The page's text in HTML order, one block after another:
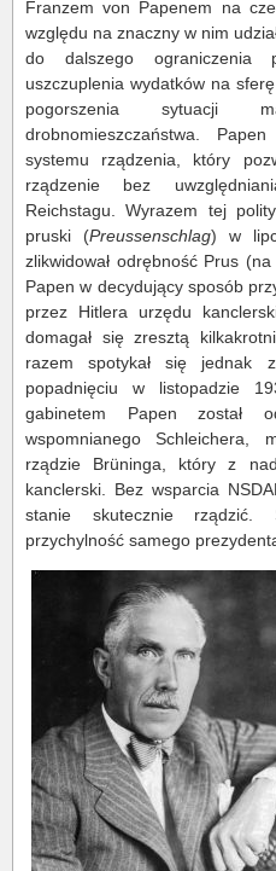
Franzem von Papenem na
względu na znaczny w nim
do dalszego ograniczenia
uszczuplenia wydatków na
pogorszenia sytuacji
drobnomieszczaństwa.
systemu rządzenia, który
rządzenie bez
Reichstagu. Wyrazem tej
pruski (Preussenschlag) w
zlikwidował odrębność Prus
Papen w decydujący sposób
przez Hitlera urzędu
domagał się zresztą
razem spotykał się jednak
popadnięciu w listopadzie
gabinetem Papen został
wspomnianego Schleichera,
rządzie Brüninga, który z
kanclerski. Bez wsparcia
stanie skutecznie rządzić.
przychylność samego